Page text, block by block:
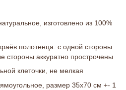
изготовлено из 100%
полотенца: с одной стороны
стороны аккуратно прострочены
клеточки, не мелкая
размер 35х70 см +- 1